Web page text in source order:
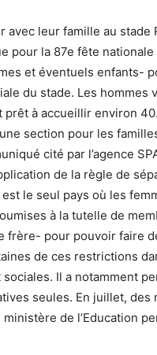
leur famille au stade
pour la 87e fête
et éventuels enfants-
du stade. Les hommes
prêt à accueillir environ
section pour les
cité par l’agence
de la règle de
le seul pays où les
à la tutelle de
pour pouvoir faire
de ces restrictions
Il a notamment
seules. En juillet,
de l’Education